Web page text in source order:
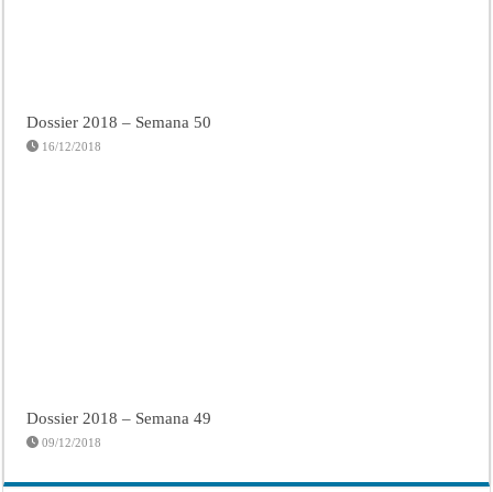
Dossier 2018 – Semana 50
16/12/2018
Dossier 2018 – Semana 49
09/12/2018